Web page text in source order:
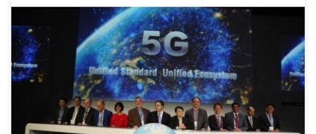
Programmable RFSoC は、RF データ コンバータをモノリシックに統合するこ
とでシステム消費電力とフットプリントを最大